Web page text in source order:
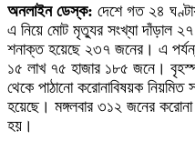
অনলাইন ডেস্ক: দেশে গত ২৪
এ নিয়ে মোট মৃত্যুর সংখ্যা দাঁড়াল
শনাক্ত হয়েছে ২৩৭ জনের। এ
১৫ লাখ ৭৫ হাজার ১৮৫ জনে।
থেকে পাঠানো করোনাবিষয়ক নিয়মিত
হয়েছে। মঙ্গলবার ৩১২ জনের
হয়।